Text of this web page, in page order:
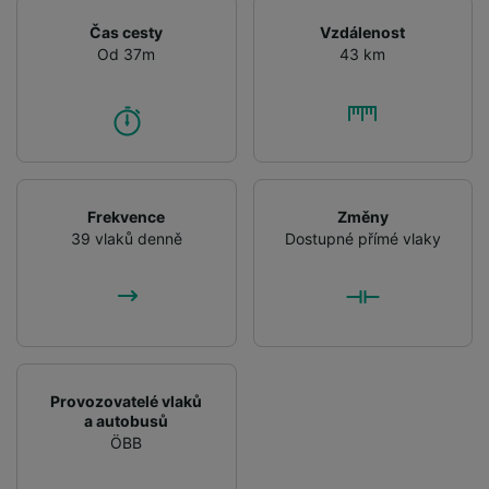
Čas cesty
Od 37m
Vzdálenost
43 km
Frekvence
39 vlaků denně
Změny
Dostupné přímé vlaky
Provozovatelé vlaků
a autobusů
ÖBB